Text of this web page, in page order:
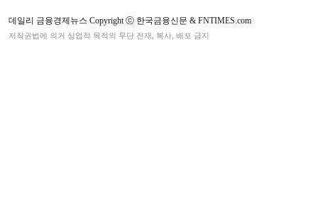
데일리 금융경제뉴스 Copyright ⓒ 한국금융신문 & FNTIMES.com
저작권법에 의거 상업적 목적의 무단 전재, 복사, 배포 금지